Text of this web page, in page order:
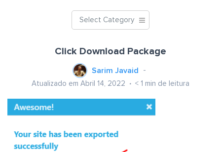
Select Category
Click Download Package
Sarim Javaid
Atualizado em Abril 14, 2022 < 1 min de leitura